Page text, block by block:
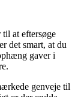
til at eftersøge
det smart, at du
gaver i
genveje til